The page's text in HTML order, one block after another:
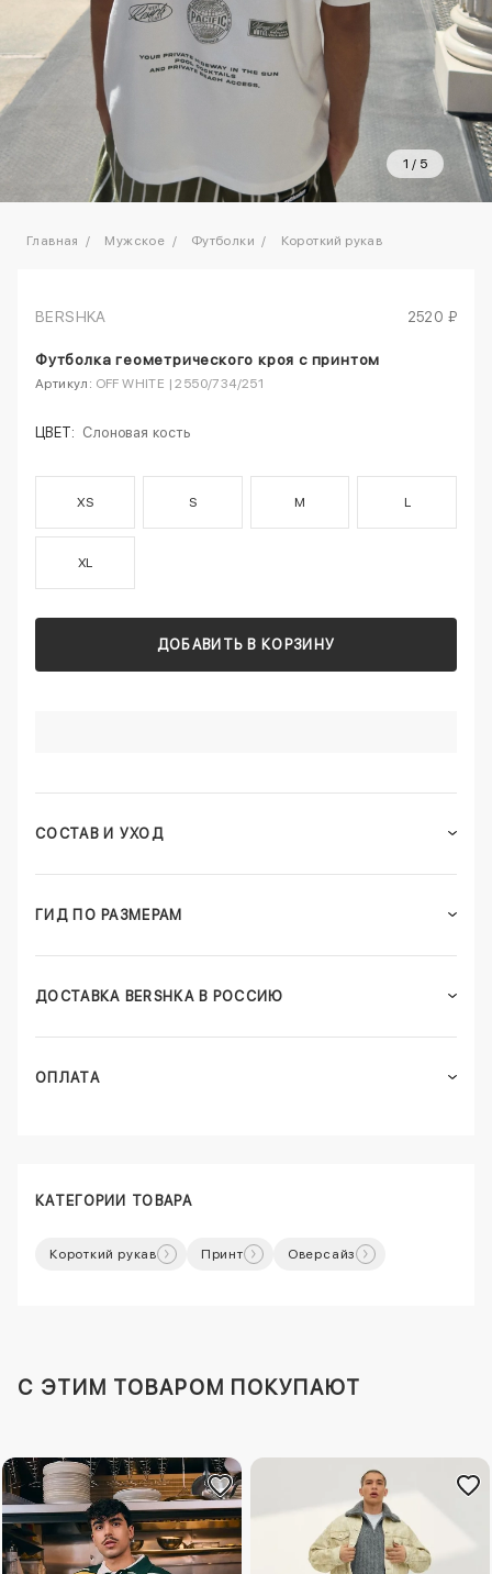
1 / 5
Главная Мужское Футболки Короткий рукав
BERSHKA 2520 ₽
Футболка геометрического кроя с принтом
Артикул: OFF WHITE | 2550/734/251
ЦВЕТ: Слоновая кость
XS S M L
XL
ДОБАВИТЬ В КОРЗИНУ
СОСТАВ И УХОД
ГИД ПО РАЗМЕРАМ
ДОСТАВКА BERSHKA В РОССИЮ
ОПЛАТА
КАТЕГОРИИ ТОВАРА
Короткий рукав Принт Оверсайз
C ЭТИМ ТОВАРОМ ПОКУПАЮТ